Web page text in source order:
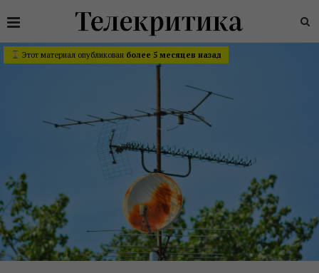
Этот материал опубликован более 5 месяцев назад